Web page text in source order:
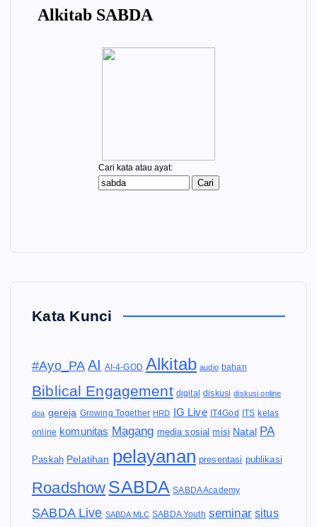
Kata Kunci
#Ayo_PA AI AI-4-GOD Alkitab audio bahan
Biblical Engagement digital diskusi diskusi online
doa gereja Growing Together HRD IG Live IT4God ITS kelas
online komunitas Magang media sosial misi Natal PA
Paskah Pelatihan pelayanan presentasi publikasi
Roadshow SABDA SABDA Academy
SABDA Live SABDA MLC SABDA Youth seminar situs